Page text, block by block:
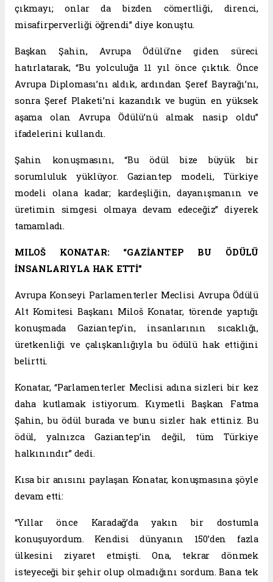
çıkmayı; onlar da bizden cömertliği, direnci,
misafirperverliği öğrendi” diye konuştu.
Başkan Şahin, Avrupa Ödülü’ne giden süreci
hatırlatarak, “Bu yolculuğa 11 yıl önce çıktık. Önce
Avrupa Diploması’nı aldık, ardından Şeref Bayrağı’nı,
sonra Şeref Plaketi’ni kazandık ve bugün en yüksek
aşama olan Avrupa Ödülü’nü almak nasip oldu”
ifadelerini kullandı.
Şahin konuşmasını, “Bu ödül bize büyük bir
sorumluluk yüklüyor. Gaziantep modeli, Türkiye
modeli olana kadar; kardeşliğin, dayanışmanın ve
üretimin simgesi olmaya devam edeceğiz” diyerek
tamamladı.
MILOŠ KONATAR: “GAZİANTEP BU ÖDÜLÜ
İNSANLARIYLA HAK ETTİ”
Avrupa Konseyi Parlamenterler Meclisi Avrupa Ödülü
Alt Komitesi Başkanı Miloš Konatar, törende yaptığı
konuşmada Gaziantep’in, insanlarının sıcaklığı,
üretkenliği ve çalışkanlığıyla bu ödülü hak ettiğini
belirtti.
Konatar, “Parlamenterler Meclisi adına sizleri bir kez
daha kutlamak istiyorum. Kıymetli Başkan Fatma
Şahin, bu ödül burada ve bunu sizler hak ettiniz. Bu
ödül, yalnızca Gaziantep’in değil, tüm Türkiye
halkınındır” dedi.
Kısa bir anısını paylaşan Konatar, konuşmasına şöyle
devam etti:
“Yıllar önce Karadağ’da yakın bir dostumla
konuşuyordum. Kendisi dünyanın 150’den fazla
ülkesini ziyaret etmişti. Ona, tekrar dönmek
isteyeceği bir şehir olup olmadığını sordum. Bana tek